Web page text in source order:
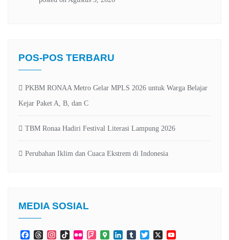
POS-POS TERBARU
PKBM RONAA Metro Gelar MPLS 2026 untuk Warga Belajar
Kejar Paket A, B, dan C
TBM Ronaa Hadiri Festival Literasi Lampung 2026
Perubahan Iklim dan Cuaca Ekstrem di Indonesia
MEDIA SOSIAL
FacebookThreadsInstagramTikTokFlickr Foursquare
GoogleLinkedInTumblrTwitter
X